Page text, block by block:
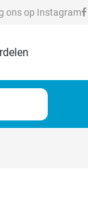
ons op Instagram